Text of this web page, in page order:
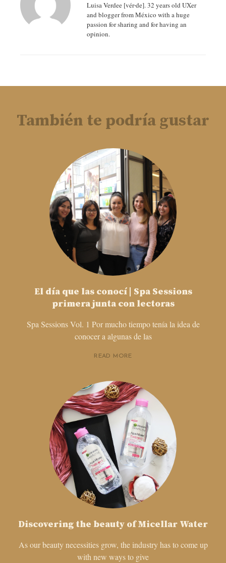
Luisa Verdee [vér‧de]. 32 years old UXer
and blogger from México with a huge
passion for sharing and for having an
opinion.
También te podría gustar
El día que las conocí | Spa Sessions
primera junta con lectoras
Spa Sessions Vol. 1 Por mucho tiempo tenía la idea de
conocer a algunas de las
READ MORE
Discovering the beauty of Micellar Water
As our beauty necessities grow, the industry has to come up
with new ways to give